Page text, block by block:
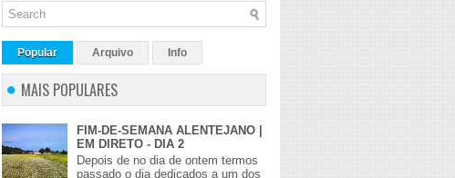
Popular Arquivo Info
MAIS POPULARES
FIM-DE-SEMANA ALENTEJANO |
EM DIRETO - DIA 2
Depois de no dia de ontem termos
passado o dia dedicados a um dos